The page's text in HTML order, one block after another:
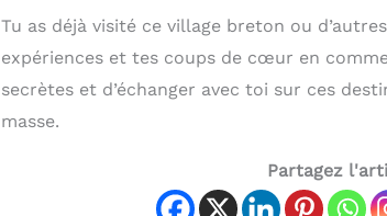
Tu as déjà visité ce village breton ou
expériences et tes coups de cœur en
secrètes et d’échanger avec toi sur ces
masse.
Partagez